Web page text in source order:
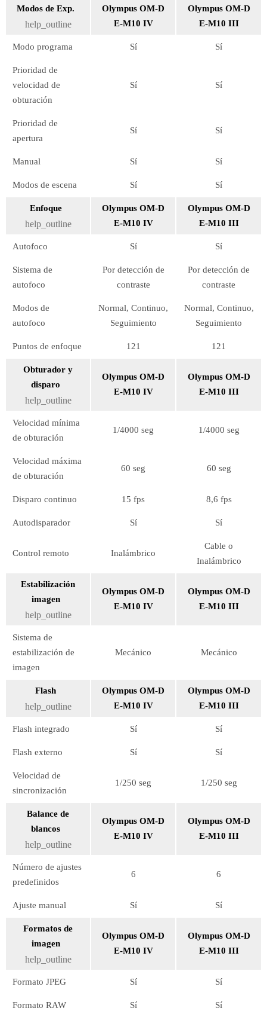
Modos de Exp.
help_outline
Olympus OM-D
E-M10 IV
Olympus OM-D
E-M10 III
Modo programa Sí Sí
Prioridad de
velocidad de
obturación
Sí Sí
Prioridad de
apertura
Sí Sí
Manual Sí Sí
Modos de escena Sí Sí
Enfoque
help_outline
Olympus OM-D
E-M10 IV
Olympus OM-D
E-M10 III
Autofoco Sí Sí
Sistema de
autofoco
Por detección de
contraste
Por detección de
contraste
Modos de
autofoco
Normal, Continuo,
Seguimiento
Normal, Continuo,
Seguimiento
Puntos de enfoque 121 121
Obturador y
disparo
help_outline
Olympus OM-D
E-M10 IV
Olympus OM-D
E-M10 III
Velocidad mínima
de obturación
1/4000 seg 1/4000 seg
Velocidad máxima
de obturación
60 seg 60 seg
Disparo continuo 15 fps 8,6 fps
Autodisparador Sí Sí
Control remoto Inalámbrico
Cable o
Inalámbrico
Estabilización
imagen
help_outline
Olympus OM-D
E-M10 IV
Olympus OM-D
E-M10 III
Sistema de
estabilización de
imagen
Mecánico Mecánico
Flash
help_outline
Olympus OM-D
E-M10 IV
Olympus OM-D
E-M10 III
Flash integrado Sí Sí
Flash externo Sí Sí
Velocidad de
sincronización
1/250 seg 1/250 seg
Balance de
blancos
help_outline
Olympus OM-D
E-M10 IV
Olympus OM-D
E-M10 III
Número de ajustes
predefinidos
6 6
Ajuste manual Sí Sí
Formatos de
imagen
help_outline
Olympus OM-D
E-M10 IV
Olympus OM-D
E-M10 III
Formato JPEG Sí Sí
Formato RAW Sí Sí